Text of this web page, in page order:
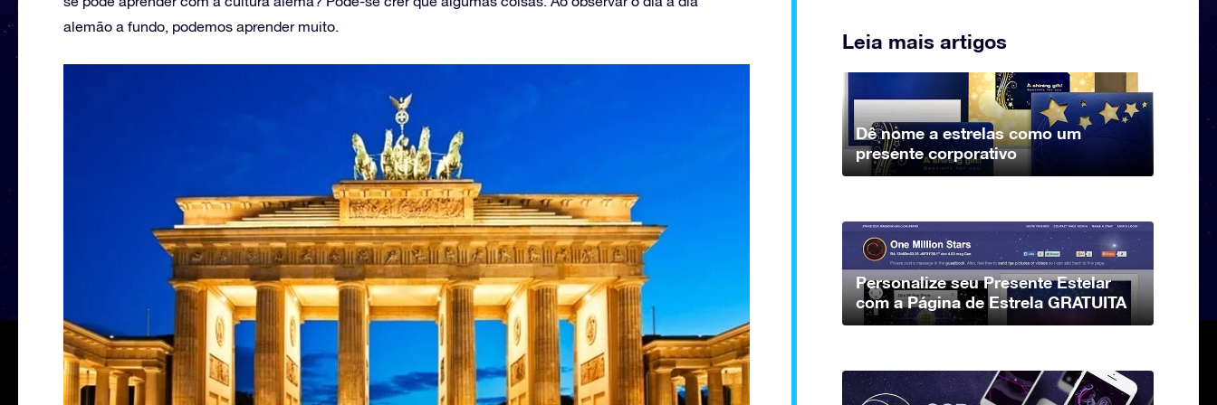
alemão a fundo, podemos aprender muito.
Leia mais artigos
Dê nome a estrelas como um
presente corporativo
Personalize seu Presente Estelar
com a Página de Estrela GRATUITA